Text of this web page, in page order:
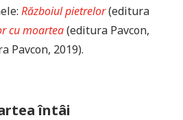
Războiul pietrelor(editura
cu moartea(editura Pavcon,
Pavcon, 2019).
întâi